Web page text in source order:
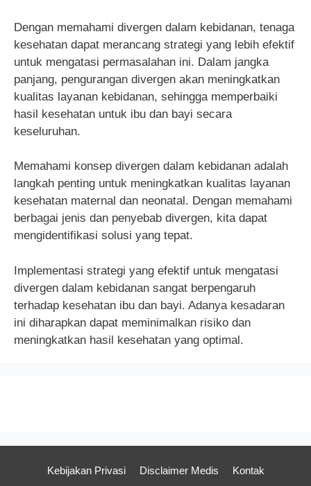
Dengan memahami divergen dalam kebidanan, tenaga
kesehatan dapat merancang strategi yang lebih efektif
untuk mengatasi permasalahan ini. Dalam jangka
panjang, pengurangan divergen akan meningkatkan
kualitas layanan kebidanan, sehingga memperbaiki
hasil kesehatan untuk ibu dan bayi secara
keseluruhan.
Memahami konsep divergen dalam kebidanan adalah
langkah penting untuk meningkatkan kualitas layanan
kesehatan maternal dan neonatal. Dengan memahami
berbagai jenis dan penyebab divergen, kita dapat
mengidentifikasi solusi yang tepat.
Implementasi strategi yang efektif untuk mengatasi
divergen dalam kebidanan sangat berpengaruh
terhadap kesehatan ibu dan bayi. Adanya kesadaran
ini diharapkan dapat meminimalkan risiko dan
meningkatkan hasil kesehatan yang optimal.
Kebijakan Privasi Disclaimer Medis Kontak